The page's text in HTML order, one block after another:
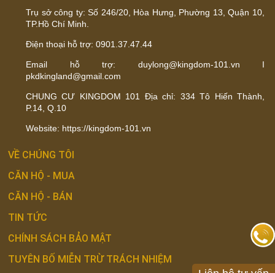
Trụ sở công ty: Số 246/20, Hòa Hưng, Phường 13, Quận 10,
TP.Hồ Chí Minh.
Điện thoại hỗ trợ: 0901.37.47.44
Email hỗ trợ: duylong@kingdom-101.vn I
pkdkingland@gmail.com
CHUNG CƯ KINGDOM 101 Địa chỉ: 334 Tô Hiến Thành,
P.14, Q.10
Website: https://kingdom-101.vn
VỀ CHÚNG TÔI
CĂN HỘ - MUA
CĂN HỘ - BÁN
TIN TỨC
CHÍNH SÁCH BẢO MẬT
TUYÊN BỐ MIỄN TRỪ TRÁCH NHIỆM